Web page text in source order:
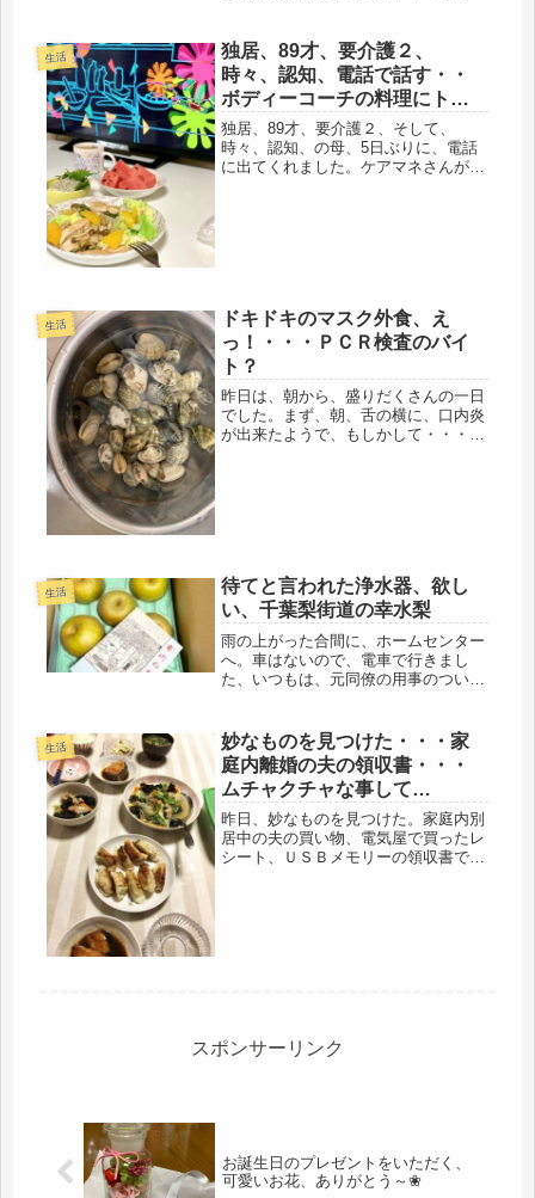
て、概要は聞いていたけど、・・・・
お疲れさまでした。安らかにお眠りく
ださ...
生活
独居、89才、要介護２、
時々、認知、電話で話す・・
ボディーコーチの料理にトラ
イ
独居、89才、要介護２、そして、
時々、認知、の母、5日ぶりに、電話
に出てくれました。ケアマネさんが訪
生活
ドキドキのマスク外食、え
っ！・・・ＰＣＲ検査のバイ
ト？
昨日は、朝から、盛りだくさんの一日
でした。まず、朝、舌の横に、口内炎
が出来たようで、もしかして・・・舌
生活
待てと言われた浄水器、欲し
い、千葉梨街道の幸水梨
雨の上がった合間に、ホームセンター
へ。車はないので、電車で行きまし
た、いつもは、元同僚の用事のついで
ので、（きっとよくできた奥様のおか
げだと思いますが）よく旅行に行った
り、...
生活
妙なものを見つけた・・・家
庭内離婚の夫の領収書・・・
ムチャクチャな事して
る・・・「昨日の弁当、ヤバ
カッタ」
昨日、妙なものを見つけた。家庭内別
居中の夫の買い物、電気屋で買ったレ
シート、ＵＳＢメモリーの領収書でし
スポンサーリンク
お誕生日のプレゼントをいただく、
可愛いお花、ありがとう～❀